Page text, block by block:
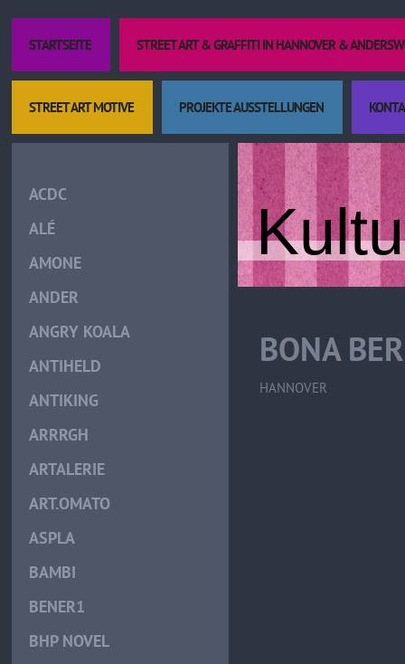
STARTSEITE STREET ART & GRAFFITI IN HANNOVER &
STREET ART MOTIVE PROJEKTE AUSSTELLUNGEN
ACDC
ALÉ
AMONE
ANDER
ANGRY KOALA
ANTIHELD
ANTIKING
ARRRGH
ARTALERIE
ART.OMATO
ASPLA
BAMBI
BENER1
BHP NOVEL
BONA
HANNOVER